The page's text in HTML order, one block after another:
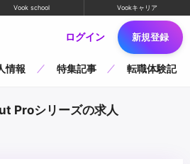
Vook school Vookキャリア
ログイン 新規登録
情報 特集記事 転職体験記
Proシリーズの求人